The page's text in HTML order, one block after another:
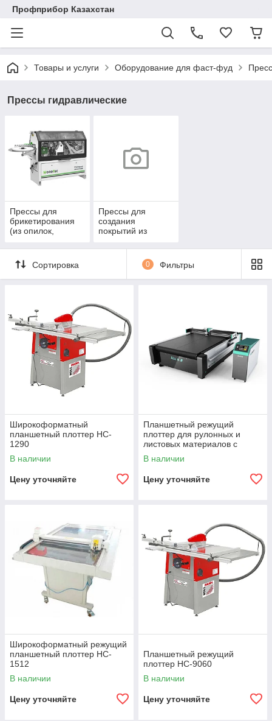
Профприбор Казахстан
Товары и услуги Оборудование для фаст-фуд
Прессы гидравлические
Прессы для
брикетирования
(из опилок,
Прессы для
создания
покрытий из
Сортировка 0 Фильтры
Широкоформатный
планшетный плоттер HC-
1290
В наличии
Цену уточняйте
Планшетный режущий
плоттер для рулонных и
листовых материалов с
конвейерным столом
PLT2125A
В наличии
Цену уточняйте
Широкоформатный режущий
планшетный плоттер HC-
1512
В наличии
Цену уточняйте
Планшетный режущий
плоттер HC-9060
В наличии
Цену уточняйте